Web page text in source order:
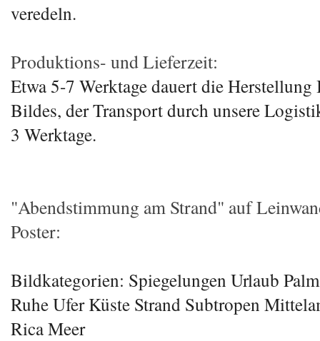
veredeln.
Produktions- und Lieferzeit:
Etwa 5-7 Werktage dauert die Herstellung
Bildes, der Transport durch unsere
3 Werktage.
"Abendstimmung am Strand" auf
Poster:
Bildkategorien: Spiegelungen Urlaub
Ruhe Ufer Küste Strand Subtropen
Rica Meer